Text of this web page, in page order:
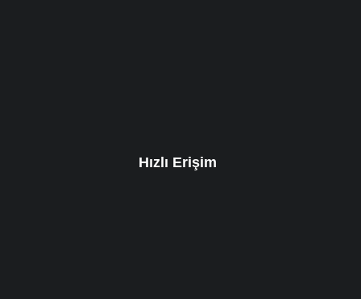
Hızlı Erişim